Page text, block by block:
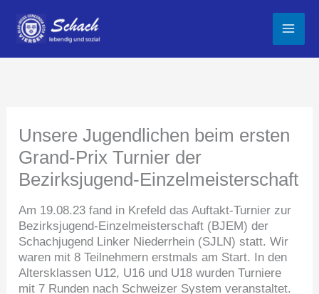
Inhalt
springen
Unsere Jugendlichen beim ersten
Grand-Prix Turnier der
Bezirksjugend-Einzelmeisterschaft
Am 19.08.23 fand in Krefeld das Auftakt-Turnier zur
Bezirksjugend-Einzelmeisterschaft (BJEM) der
Schachjugend Linker Niederrhein (SJLN) statt. Wir
waren mit 8 Teilnehmern erstmals am Start. In den
Altersklassen U12, U16 und U18 wurden Turniere
mit 7 Runden nach Schweizer System veranstaltet.